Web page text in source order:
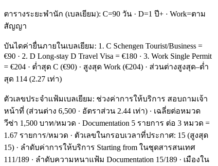
ตารางระยะพำนัก (เบลเยียม): C=90 วัน · D=1 ปี+ · Work=ตาม
สัญญา
บันไดค่ายื่นภายในเบลเยียม: 1. C Schengen Tourist/Business =
€90 · 2. D Long-stay D Travel Visa = €180 · 3. Work Single Permit
= €204 · ต่ำสุด C (€90) · สูงสุด Work (€204) · ส่วนต่างสูงสุด–ต่ำ
สุด 114 (2.27 เท่า)
ตัวเลขประจำแฟ้มเบลเยียม: ช่วงค่าการให้บริการ สอบถามเจ้า
หน้าที่ (ส่วนต่าง 6,500 · อัตราส่วน 2.44 เท่า) · เฉลี่ยต่อหมวด
วีซ่า 1,500 บาท/หมวด · Documentation 5 รายการ ต่อ 3 หมวด =
1.67 รายการ/หมวด · ตัวเลขในกรอบเวลาที่ประกาศ: 15 (สูงสุด
15) · ลำดับค่าการให้บริการ Starting from ในชุดสารสนเทศ
111/189 · ลำดับความหนาแฟ้ม Documentation 15/189 · เมืองใน